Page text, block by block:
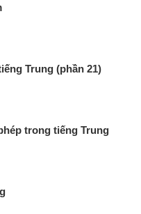
Trung (phần 21)
trong tiếng Trung